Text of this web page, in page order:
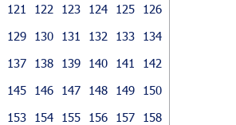
121 122 123 124 125
126
129 130 131 132 133
134
137 138 139 140 141
142
145 146 147 148 149
150
153 154 155 156 157
158